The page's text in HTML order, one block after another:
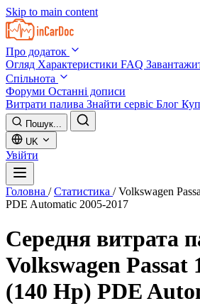
Skip to main content
Про додаток
Огляд Характеристики FAQ
Спільнота
Форуми Останні дописи
Витрати палива Знайти сервіс Блог
Пошук...
UK
Увійти
Головна / Статистика / Volkswagen
PDE Automatic 2005-2017
Середня витрата
Volkswagen Passat
(140 Hp) PDE